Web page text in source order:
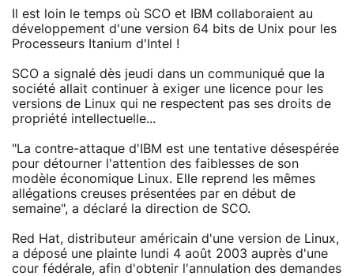
Il est loin le temps où SCO et IBM collaboraient au
développement d'une version 64 bits de Unix pour les
Processeurs Itanium d'Intel !
SCO a signalé dès jeudi dans un communiqué que la
société allait continuer à exiger une licence pour les
versions de Linux qui ne respectent pas ses droits de
propriété intellectuelle...
"La contre-attaque d'IBM est une tentative désespérée
pour détourner l'attention des faiblesses de son
modèle économique Linux. Elle reprend les mêmes
allégations creuses présentées par en début de
semaine", a déclaré la direction de SCO.
Red Hat, distributeur américain d'une version de Linux,
a déposé une plainte lundi 4 août 2003 auprès d'une
cour fédérale, afin d'obtenir l'annulation des demandes